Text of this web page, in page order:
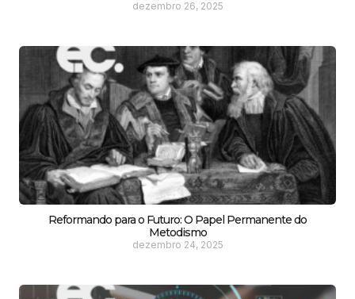
dezembro 26, 2025
Reformando para o Futuro: O Papel Permanente do
Metodismo
dezembro 24, 2025